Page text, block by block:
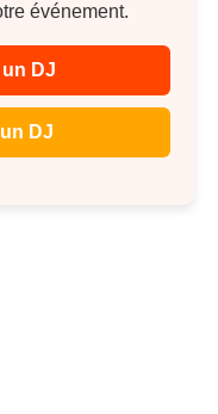
événement.
DJ
DJ